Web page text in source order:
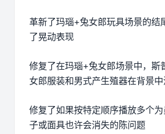
革新了玛瑙+兔女郎玩具场景的结
了晃动表现
修复了在玛瑙+兔女郎场景中，斯
女郎服装和男式产生殖器在背景
修复了如果按特定顺序播放多个
子或面具也许会消失的陈问题